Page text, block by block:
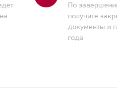
По
получите
документы и
года